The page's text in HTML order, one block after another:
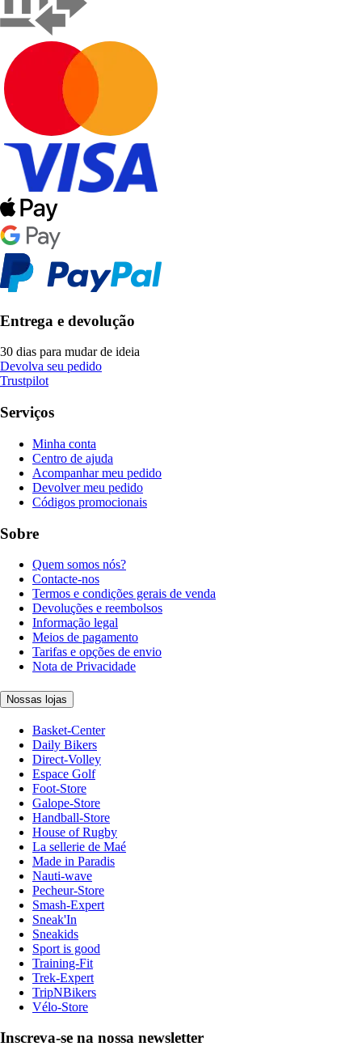
Entrega e devolução
30 dias para mudar de ideia
Devolva seu pedido
Trustpilot
Serviços
Minha conta
Centro de ajuda
Acompanhar meu pedido
Devolver meu pedido
Códigos promocionais
Sobre
Quem somos nós?
Contacte-nos
Termos e condições gerais de venda
Devoluções e reembolsos
Informação legal
Meios de pagamento
Tarifas e opções de envio
Nota de Privacidade
Nossas lojas
Basket-Center
Daily Bikers
Direct-Volley
Espace Golf
Foot-Store
Galope-Store
Handball-Store
House of Rugby
La sellerie de Maé
Made in Paradis
Nauti-wave
Pecheur-Store
Smash-Expert
Sneak'In
Sneakids
Sport is good
Training-Fit
Trek-Expert
TripNBikers
Vélo-Store
Inscreva-se na nossa newsletter